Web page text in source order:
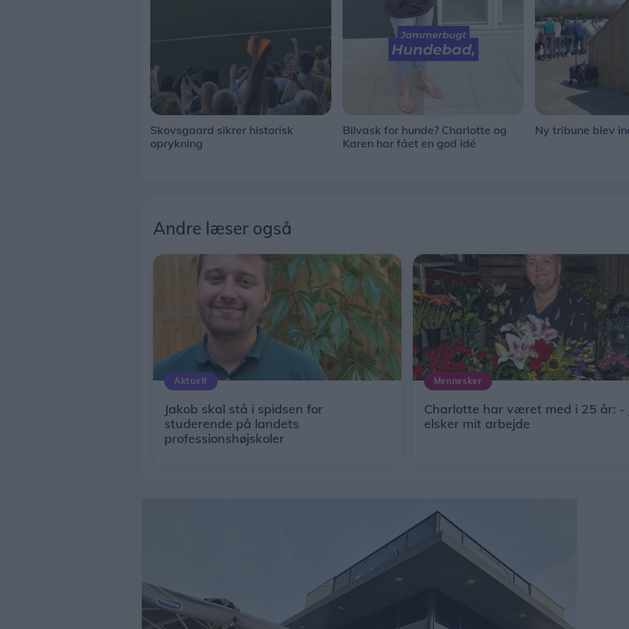
Skovsgaard sikrer historisk
oprykning
Bilvask for hunde? Charlotte og
Karen har fået en god idé
Ny tribune blev
Andre læser også
Aktuelt
Jakob skal stå i spidsen for
studerende på landets
professionshøjskoler
Mennesker
Charlotte har været med i 25 år: -
elsker mit arbejde